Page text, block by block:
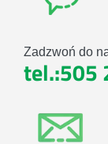
Zadzwoń do
tel.:505